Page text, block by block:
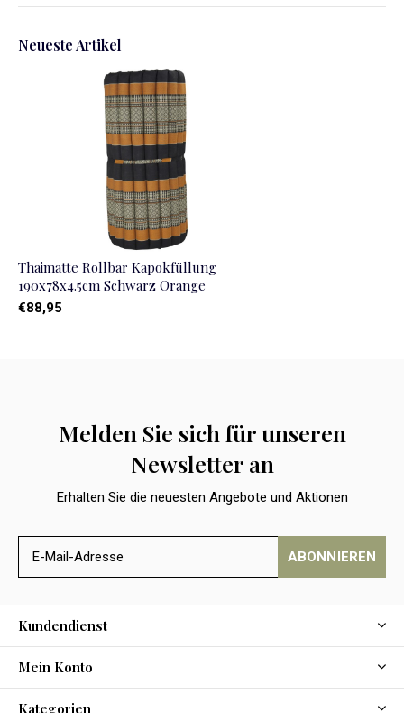
Neueste Artikel
Thaimatte Rollbar Kapokfüllung
190x78x4.5cm Schwarz Orange
€88,95
Melden Sie sich für unseren
Newsletter an
Erhalten Sie die neuesten Angebote und Aktionen
ABONNIEREN
Kundendienst
Mein Konto
Kategorien